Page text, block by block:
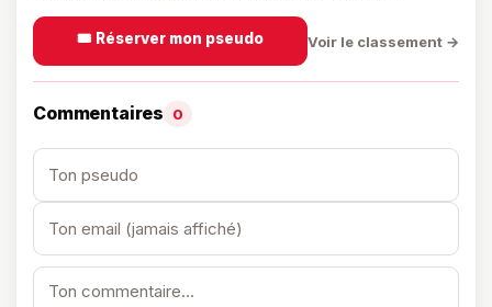
🎟️ Réserver mon pseudo Voir le classement →
Commentaires 0